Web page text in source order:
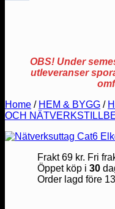
OBS! Under
utleveranser
Home / HEM & BYGG /
OCH
Frakt 69 kr. Fri
Öppet köp i 30
Order lagd före